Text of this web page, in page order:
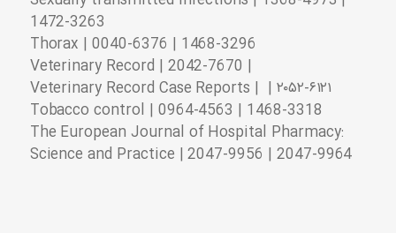
1472-3263
Thorax | 0040-6376 | 1468-3296
Veterinary Record | 2042-7670 |
Veterinary Record Case Reports | | ۲۰۵۲-۶۱۲۱
Tobacco control | 0964-4563 | 1468-3318
The European Journal of Hospital Pharmacy:
Science and Practice | 2047-9956 | 2047-9964